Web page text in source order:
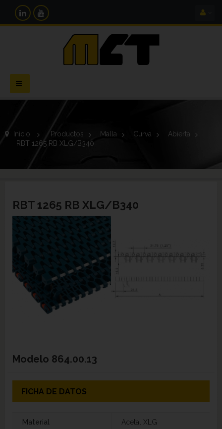
Navegación
Toggle
Inicio > Productos > Malla > Curva >
Abierta
RBT 1265 RB XLG/B340
RBT 1265 RB XLG/B340
Modelo 864.00.13
FICHA DE DATOS
Material Acetal XLG